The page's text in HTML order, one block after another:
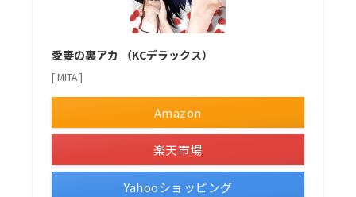
愛妻の裏アカ （KCデラックス）
[ MITA ]
Amazon
楽天市場
Yahooショッピング